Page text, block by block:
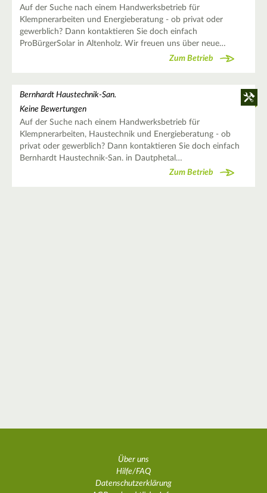
Auf der Suche nach einem Handwerksbetrieb für
Klempnerarbeiten und Energieberatung - ob privat oder
gewerblich? Dann kontaktieren Sie doch einfach
ProBürgerSolar in Altenholz. Wir freuen uns über neue…
Zum Betrieb
Bernhardt Haustechnik-San.
Keine Bewertungen
Auf der Suche nach einem Handwerksbetrieb für
Klempnerarbeiten, Haustechnik und Energieberatung - ob
privat oder gewerblich? Dann kontaktieren Sie doch einfach
Bernhardt Haustechnik-San. in Dautphetal…
Zum Betrieb
Über uns
Hilfe/FAQ
Datenschutzerklärung